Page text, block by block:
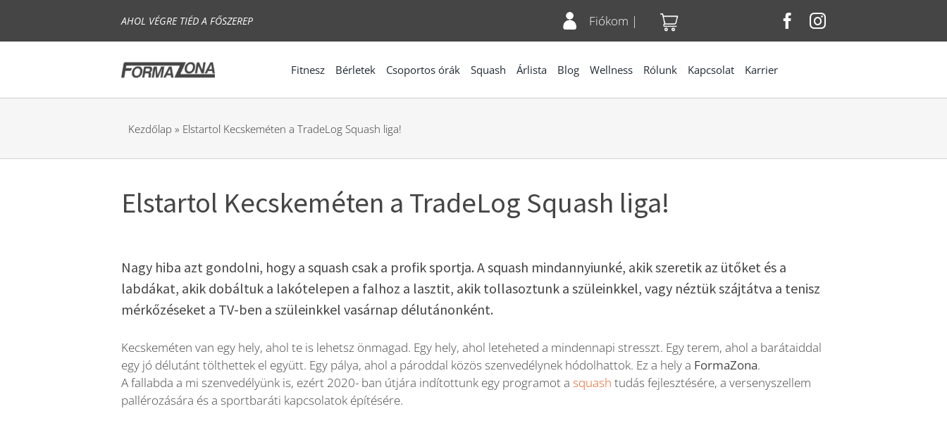
content
AHOL VÉGRE TIÉD A FŐSZEREP Fiókom |
Fitnesz Bérletek Csoportos órák Squash Árlista Blog Wellness Rólunk Kapcsolat Karrier
Kezdőlap » Elstartol Kecskeméten a TradeLog Squash liga!
Elstartol Kecskeméten a TradeLog Squash liga!
Nagy hiba azt gondolni, hogy a squash csak a profik sportja. A squash mindannyiunké, akik szeretik az ütőket és a
labdákat, akik dobáltuk a lakótelepen a falhoz a lasztit, akik tollasoztunk a szüleinkkel, vagy néztük szájtátva a tenisz
mérkőzéseket a TV-ben a szüleinkkel vasárnap délutánonként.
Kecskeméten van egy hely, ahol te is lehetsz önmagad. Egy hely, ahol leteheted a mindennapi stresszt. Egy terem, ahol a barátaiddal
egy jó délutánt tölthettek el együtt. Egy pálya, ahol a pároddal közös szenvedélynek hódolhattok. Ez a hely a FormaZona.
A fallabda a mi szenvedélyünk is, ezért 2020- ban útjára indítottunk egy programot a squash tudás fejlesztésére, a versenyszellem
pallérozására és a sportbaráti kapcsolatok építésére.